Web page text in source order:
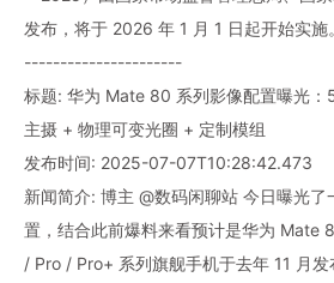
发布，将于 2026 年 1 月 1 日起开始实施。
----------------------
标题: 华为 Mate 80 系列影像配置曝光
主摄 + 物理可变光圈 + 定制模组
发布时间: 2025-07-07T10:28:42.473
新闻简介: 博主 @数码闲聊站 今日曝光
置，结合此前爆料来看预计是华为 Mate
/ Pro / Pro+ 系列旗舰手机于去年 11 月